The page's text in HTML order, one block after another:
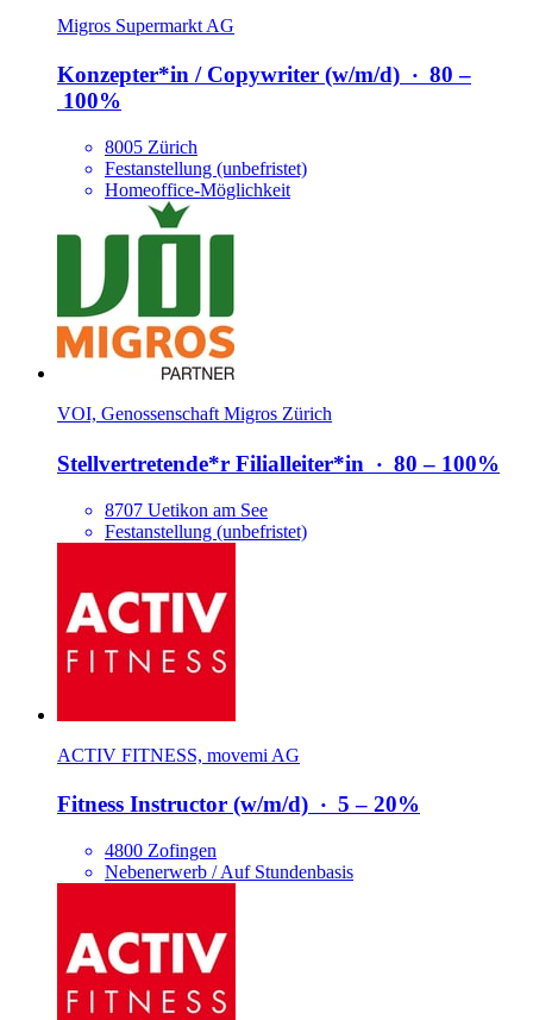
Migros Supermarkt AG
Konzepter*​in /​ Copywriter (w/​m/​d) ‧ 80 –
100%
8005 Zürich
Festanstellung (unbefristet)
Homeoffice-Möglichkeit
VOI, Genossenschaft Migros Zürich
Stellvertretende*​r Filialleiter*​in ‧ 80 – 100%
8707 Uetikon am See
Festanstellung (unbefristet)
ACTIV FITNESS, movemi AG
Fitness Instructor (w/​m/​d) ‧ 5 – 20%
4800 Zofingen
Nebenerwerb / Auf Stundenbasis